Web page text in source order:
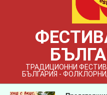
ТРАДИЦИОННИ
БЪЛГАРИЯ -